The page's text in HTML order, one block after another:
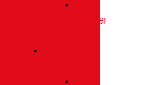
Ratinger